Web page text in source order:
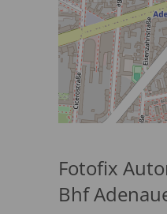
Fotofix
Bhf